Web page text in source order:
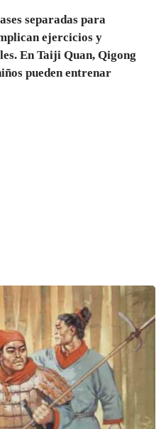
separadas para
ejercicios y
En Taiji Quan, Qigong
pueden entrenar